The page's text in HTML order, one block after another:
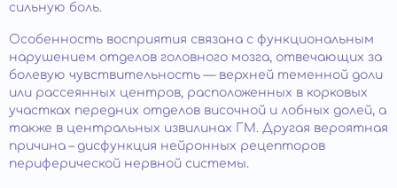
сильную боль.
Особенность восприятия связана с функциональным
нарушением отделов головного мозга, отвечающих за
болевую чувствительность — верхней теменной доли
или рассеянных центров, расположенных в корковых
участках передних отделов височной и лобных долей, а
также в центральных извилинах ГМ. Другая вероятная
причина – дисфункция нейронных рецепторов
периферической нервной системы.